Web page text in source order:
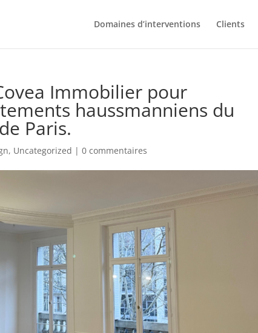
Domaines d’interventions Clients
Immobilier pour
haussmanniens du
Paris.
, Uncategorized |0 commentaires